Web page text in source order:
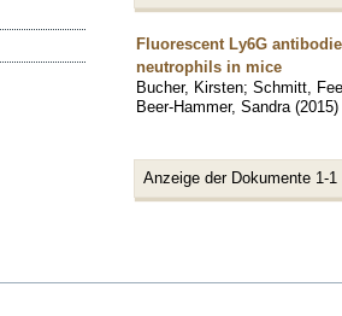
Fluorescent Ly6G
neutrophils in mice
Bucher, Kirsten; Schmitt, Fee
Beer-Hammer, Sandra (2015)
Anzeige der Dokumente 1-1